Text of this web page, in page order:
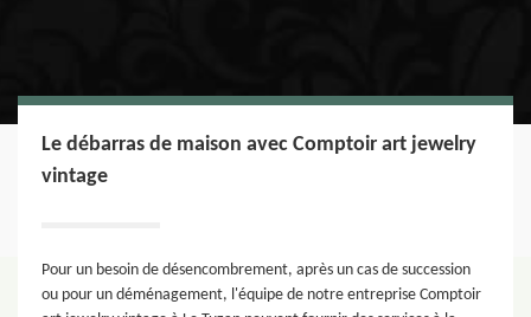
Le débarras de maison avec Comptoir art jewelry
vintage
Pour un besoin de désencombrement, après un cas de succession
ou pour un déménagement, l'équipe de notre entreprise Comptoir